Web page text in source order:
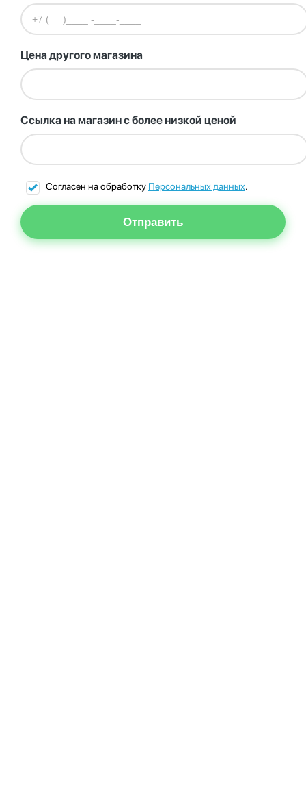
Цена другого магазина
Ссылка на магазин с более низкой ценой
Согласен на обработку Персональных данных.
Отправить